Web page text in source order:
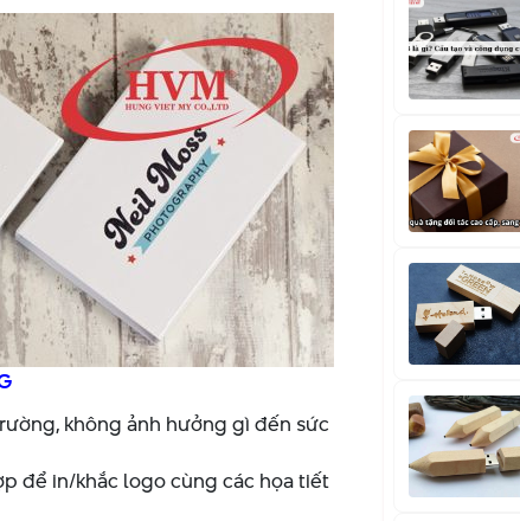
không ảnh hưởng gì đến sức
để in/khắc logo cùng các họa tiết